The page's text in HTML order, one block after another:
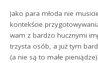
Jako para młoda nie
kontekście
wam z bardzo hucznymi
trzysta osób, a już tym
(a nie są to małe